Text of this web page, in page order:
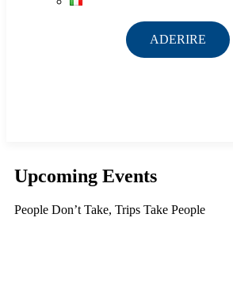
ADERIRE
Upcoming Events
People Don’t Take, Trips Take People